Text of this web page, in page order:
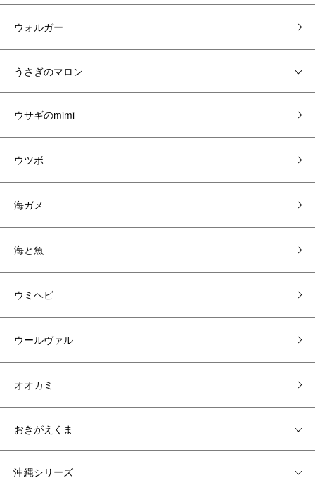
ウォルガー
うさぎのマロン
ウサギのmimi
ウツボ
海ガメ
海と魚
ウミヘビ
ウールヴァル
オオカミ
おきがえくま
沖縄シリーズ